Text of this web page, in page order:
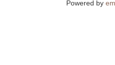
Powered by